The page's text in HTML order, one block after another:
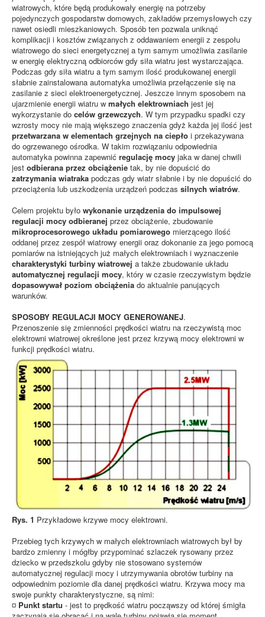
wiatrowych, które będą produkowały energię na potrzeby
pojedynczych gospodarstw domowych, zakładów przemysłowych czy
nawet osiedli mieszkaniowych. Sposób ten pozwala uniknąć
komplikacji i kosztów związanych z oddawaniem energii z zespołu
wiatrowego do sieci energetycznej a tym samym umożliwia zasilanie
w energię elektryczną odbiorców gdy siła wiatru jest wystarczająca.
Podczas gdy siła wiatru a tym samym ilość produkowanej energii
słabnie zainstalowana automatyka umożliwia przełączenie się na
zasilanie z sieci elektroenergetycznej. Jeszcze innym sposobem na
ujarzmienie energii wiatru w małych elektrowniach jest jej
wykorzystanie do celów grzewczych. W tym przypadku spadki czy
wzrosty mocy nie mają większego znaczenia gdyż każda jej ilość jest
przetwarzana w elementach grzejnych na ciepło i przekazywana
do ogrzewanego ośrodka. W takim rozwiązaniu odpowiednia
automatyka powinna zapewnić regulację mocy jaka w danej chwili
jest odbierana przez obciążenie tak, by nie dopuścić do
zatrzymania wiatraka podczas gdy wiatr słabnie i by nie dopuścić do
przeciążenia lub uszkodzenia urządzeń podczas silnych wiatrów.
Celem projektu było wykonanie urządzenia do impulsowej
regulacji mocy odbieranej przez obciążenie, zbudowanie
mikroprocesorowego układu pomiarowego mierzącego ilość
oddanej przez zespół wiatrowy energii oraz dokonanie za jego pomocą
pomiarów na istniejących już małych elektrowniach i wyznaczenie
charakterystyki turbiny wiatrowej a także zbudowanie układu
automatycznej regulacji mocy, który w czasie rzeczywistym będzie
dopasowywał poziom obciążenia do aktualnie panujących
warunków.
SPOSOBY REGULACJI MOCY GENEROWANEJ.
Przenoszenie się zmienności prędkości wiatru na rzeczywistą moc
elektrowni wiatrowej określone jest przez krzywą mocy elektrowni w
funkcji prędkości wiatru.
Rys. 1 Przykładowe krzywe mocy elektrowni.
Przebieg tych krzywych w małych elektrowniach wiatrowych był by
bardzo zmienny i mógłby przypominać szlaczek rysowany przez
dziecko w przedszkolu gdyby nie stosowano systemów
automatycznej regulacji mocy i utrzymywania obrotów turbiny na
odpowiednim poziomie dla danej prędkości wiatru. Krzywa mocy ma
swoje punkty charakterystyczne, są nimi:
¤ Punkt startu - jest to prędkość wiatru począwszy od której śmigła